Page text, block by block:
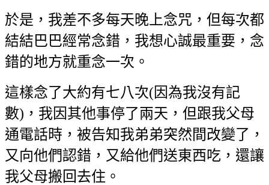
於是，我差不多每天晚上念咒，但每次都
結結巴巴經常念錯，我想心誠最重要，念
錯的地方就重念一次。
這樣念了大約有七八次(因為我沒有記
數)，我因其他事停了兩天，但跟我父母
通電話時，被告知我弟弟突然間改變了，
又向他們認錯，又給他們送東西吃，還讓
我父母搬回去住。